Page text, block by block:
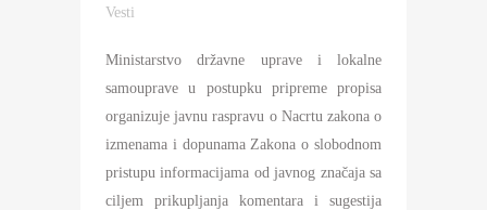
Vesti
Ministarstvo državne uprave i lokalne
samouprave u postupku pripreme propisa
organizuje javnu raspravu o Nacrtu zakona o
izmenama i dopunama Zakona o slobodnom
pristupu informacijama od javnog značaja sa
ciljem prikupljanja komentara i sugestija